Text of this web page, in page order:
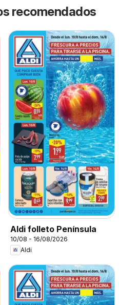
recomendados
Aldi folleto Península
10/08 - 16/08/2026
Aldi